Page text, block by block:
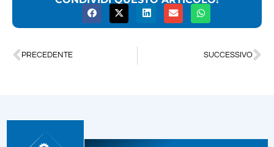
PRECEDENTE SUCCESSIVO